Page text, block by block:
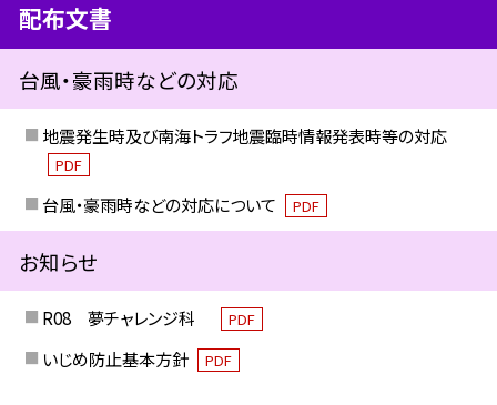
配布文書
台風・豪雨時などの対応
地震発生時及び南海トラフ地震臨時情報発表時等の対応
PDF
台風・豪雨時などの対応について PDF
お知らせ
R08 夢チャレンジ科 PDF
いじめ防止基本方針 PDF